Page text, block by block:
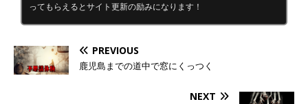
ってもらえるとサイト更新の励みになります！
PREVIOUS
鹿児島までの道中で窓にくっつく
NEXT